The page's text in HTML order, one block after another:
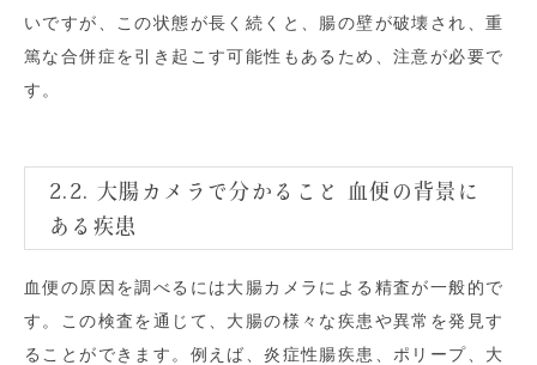
いですが、この状態が長く続くと、腸の壁が破壊され、重
篤な合併症を引き起こす可能性もあるため、注意が必要で
す。
2.2. 大腸カメラで分かること 血便の背景に
ある疾患
血便の原因を調べるには大腸カメラによる精査が一般的で
す。この検査を通じて、大腸の様々な疾患や異常を発見す
ることができます。例えば、炎症性腸疾患、ポリープ、大